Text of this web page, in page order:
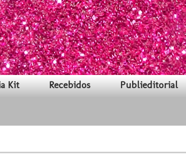
Kit Recebidos Publieditorial